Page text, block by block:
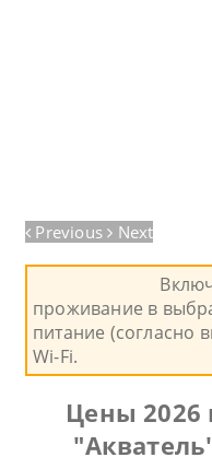
Previous Next
проживание в
питание (согласно
Wi-Fi.
Цены 2026